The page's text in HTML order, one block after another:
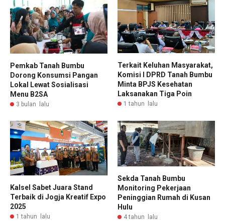
Pemkab Tanah Bumbu
Dorong Konsumsi Pangan
Lokal Lewat Sosialisasi
Menu B2SA
3 bulan lalu
Terkait Keluhan Masyarakat,
Komisi I DPRD Tanah Bumbu
Minta BPJS Kesehatan
Laksanakan Tiga Poin
1 tahun lalu
Kalsel Sabet Juara Stand
Terbaik di Jogja Kreatif Expo
2025
1 tahun lalu
Sekda Tanah Bumbu
Monitoring Pekerjaan
Peninggian Rumah di Kusan
Hulu
4 tahun lalu